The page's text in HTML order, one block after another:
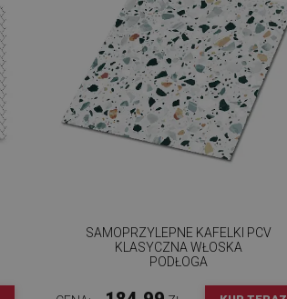
SAMOPRZYLEPNE KAFELKI PCV
KLASYCZNA WŁOSKA
PODŁOGA